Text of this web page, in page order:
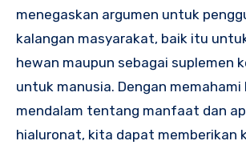
menegaskan argumen untuk
kalangan masyarakat, baik itu
hewan maupun sebagai suplemen
untuk manusia. Dengan memahami
mendalam tentang manfaat dan
hialuronat, kita dapat memberikan